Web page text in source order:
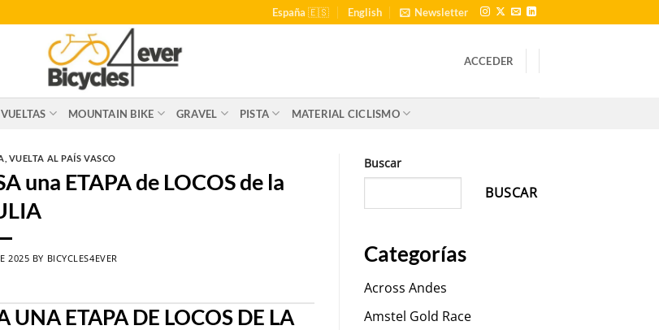
España 🇪🇸 English Newsletter
ACCEDER
MOUNTAIN BIKE GRAVEL PISTA MATERIAL CICLISMO
VUELTA AL PAÍS VASCO
una ETAPA de LOCOS de la
2025 BY BICYCLES4EVER
UNA ETAPA DE LOCOS DE LA
Buscar
BUSCAR
Categorías
Across Andes
Amstel Gold Race